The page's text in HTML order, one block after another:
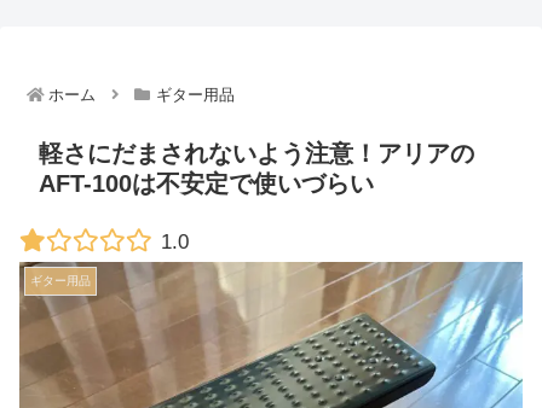
ホーム ギター用品
軽さにだまされないよう注意！アリアの
AFT-100は不安定で使いづらい
1.0
ギター用品